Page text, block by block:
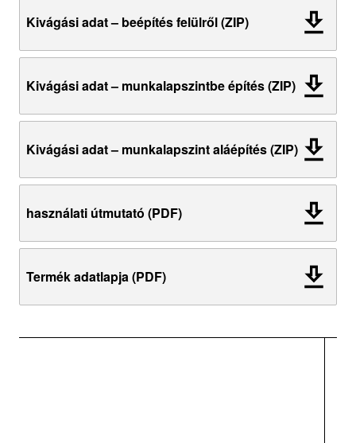
Kivágási adat – beépítés felülről (ZIP)
Kivágási adat – munkalapszintbe építés (ZIP)
Kivágási adat – munkalapszint aláépítés (ZIP)
használati útmutató (PDF)
Termék adatlapja (PDF)